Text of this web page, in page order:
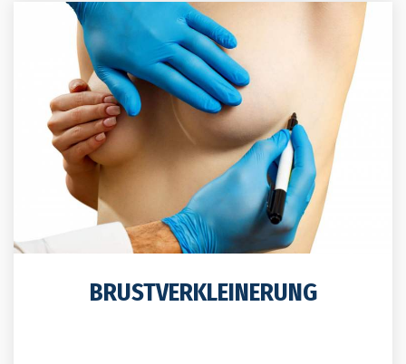
BRUSTVERKLEINERUNG